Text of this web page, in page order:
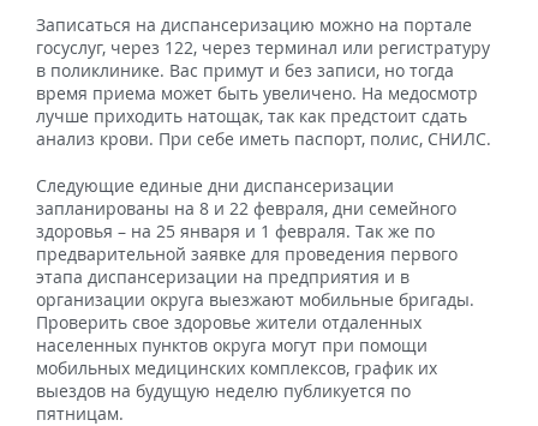
Записаться на диспансеризацию можно на портале
госуслуг, через 122, через терминал или регистратуру
в поликлинике. Вас примут и без записи, но тогда
время приема может быть увеличено. На медосмотр
лучше приходить натощак, так как предстоит сдать
анализ крови. При себе иметь паспорт, полис, СНИЛС.
Следующие единые дни диспансеризации
запланированы на 8 и 22 февраля, дни семейного
здоровья – на 25 января и 1 февраля. Так же по
предварительной заявке для проведения первого
этапа диспансеризации на предприятия и в
организации округа выезжают мобильные бригады.
Проверить свое здоровье жители отдаленных
населенных пунктов округа могут при помощи
мобильных медицинских комплексов, график их
выездов на будущую неделю публикуется по
пятницам.